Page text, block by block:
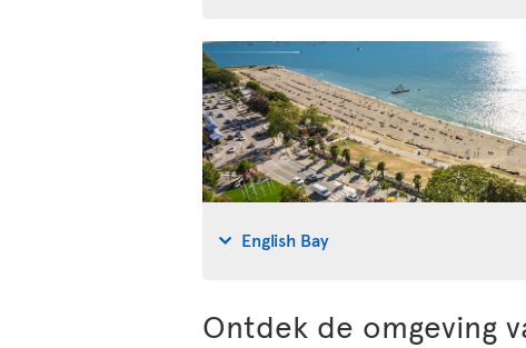
English Bay
Ontdek de omgeving